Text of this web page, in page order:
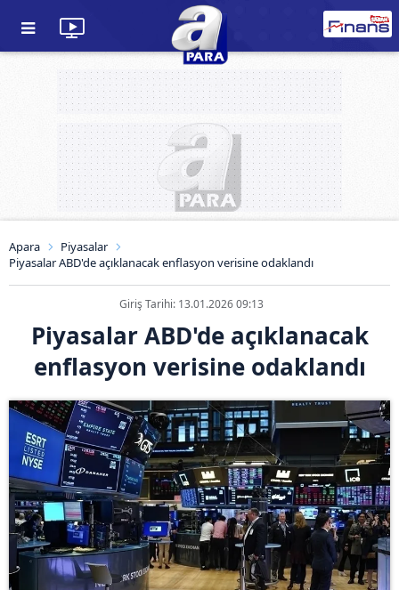
Apara
Piyasalar
Piyasalar ABD'de açıklanacak enflasyon verisine odaklandı
Giriş Tarihi: 13.01.2026 09:13
Piyasalar ABD'de açıklanacak
enflasyon verisine odaklandı